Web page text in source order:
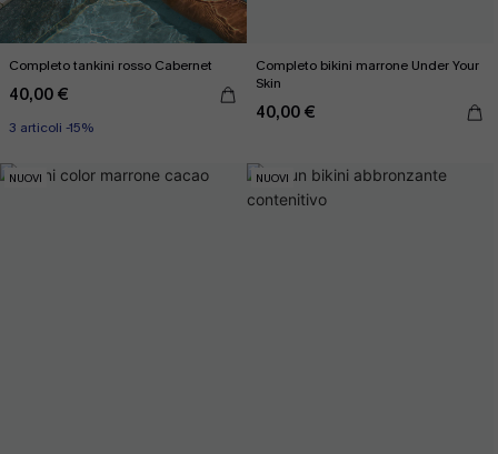
Completo tankini rosso Cabernet
40,00 €
3 articoli -15%
Completo bikini marrone Under Your
Skin
40,00 €
NUOVI NUOVI